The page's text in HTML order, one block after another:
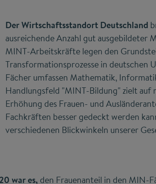
Der Wirtschaftsstandort Deutschland
ausreichende Anzahl gut
MINT-Arbeitskräfte legen den
Transformationsprozesse in deutschen
Fächer umfassen Mathematik,
Handlungsfeld "MINT-Bildung" zielt
Erhöhung des Frauen- und
Fachkräften besser gedeckt werden
verschiedenen Blickwinkeln unserer
war es, den Frauenanteil in den MIN-